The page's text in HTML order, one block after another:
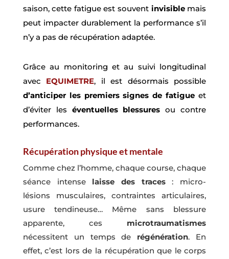
saison, cette fatigue est souvent invisiblemais
peut impacter durablement la performance s’il
n’y a pas de récupération adaptée.
Grâce au monitoring et au suivi longitudinal
avec EQUIMETRE, il est désormais possible
d’anticiper les premiers signes de fatigue et
d’éviter les éventuelles blessures oucontre
performances.
Récupération physique et mentale
Comme chez l’homme, chaque course, chaque
séance intense laisse des traces: micro-
lésions musculaires, contraintes articulaires,
usure tendineuse… Même sans blessure
apparente, ces microtraumatismes
nécessitent un temps de régénération. En
effet, c’est lors de la récupération que le corps